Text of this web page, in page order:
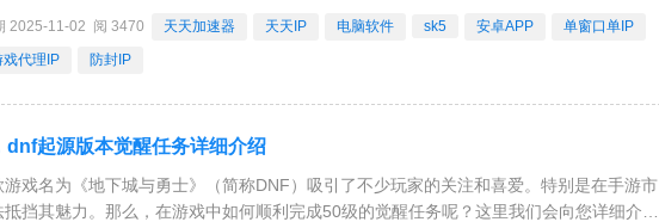
2025-11-02 阅 3470 天天加速器 天天IP 电脑软件 sk5 安卓APP
单窗口单IP
戏代理IP
防封IP
起源版本觉醒任务详细介绍
戏名为《地下城与勇士》（简称DNF）吸引了不少玩家的关注和喜爱。特别是在手游市
挡其魅力。那么，在游戏中如何顺利完成50级的觉醒任务呢？这里我们会向您详细介绍